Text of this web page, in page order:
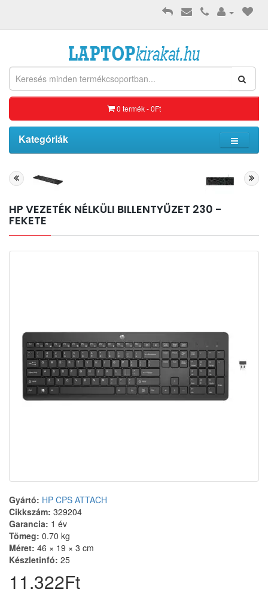
0 termék - 0Ft
Kategóriák
HP VEZETÉK NÉLKÜLI BILLENTYŰZET 230 -
FEKETE
Gyártó: HP CPS ATTACH
Cikkszám: 329204
Garancia: 1 év
Tömeg: 0.70 kg
Méret: 46 × 19 × 3 cm
Készletinfó: 25
11.322Ft